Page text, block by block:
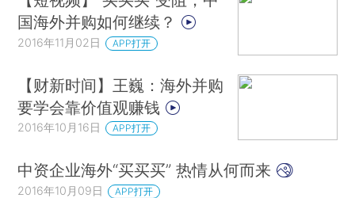
国海外并购如何继续？
2016年11月02日 APP打开
【财新时间】王巍：海外并购
要学会靠价值观赚钱
2016年10月16日 APP打开
中资企业海外“买买买” 热情从何而来
2016年10月09日 APP打开